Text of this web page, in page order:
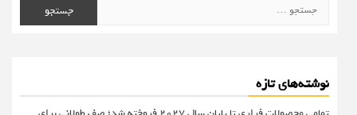
برای:
نوشته‌های تازه